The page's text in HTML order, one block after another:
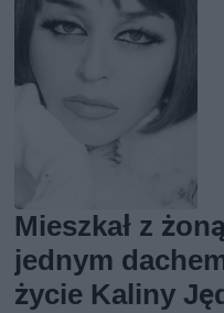
Mieszkał z
jednym
życie Kaliny